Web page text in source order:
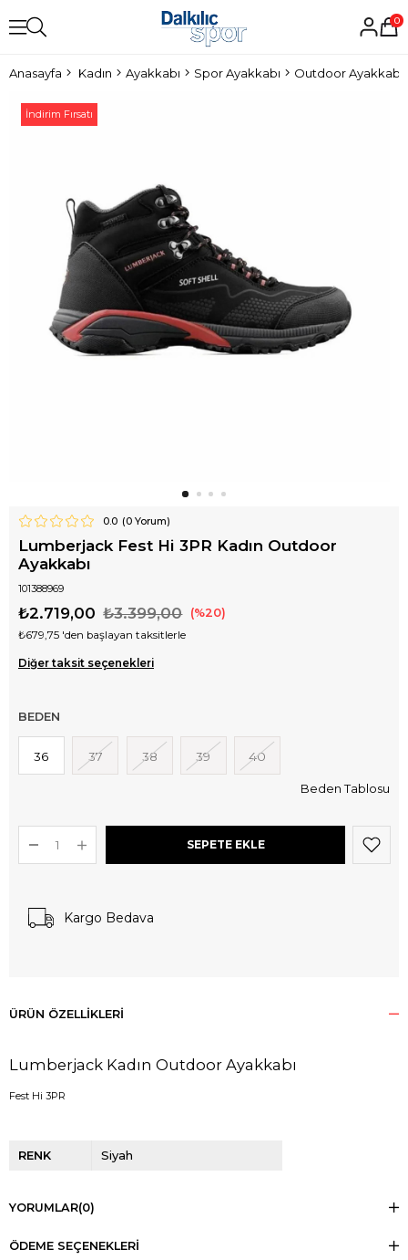
0
Anasayfa Kadın Ayakkabı Spor Ayakkabı Outdoor Ayakkabı
İndirim Fırsatı
0.0 (0Yorum)
Lumberjack Fest Hi 3PR Kadın Outdoor
Ayakkabı
101388969
₺3.399,00
₺2.719,00 20
₺679,75 'den başlayan taksitlerle
Diğer taksit seçenekleri
BEDEN
36 37 38 39 40
Beden Tablosu
Kargo Bedava
ÜRÜN ÖZELLIKLERI
Lumberjack Kadın Outdoor Ayakkabı
Fest Hi 3PR
RENK Siyah
YORUMLAR(0)
ÖDEME SEÇENEKLERI